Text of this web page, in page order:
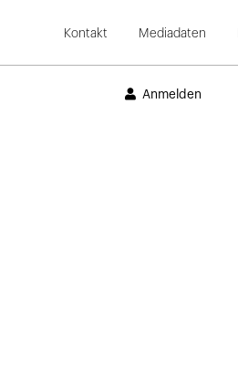
Kontakt Mediadaten
Anmelden